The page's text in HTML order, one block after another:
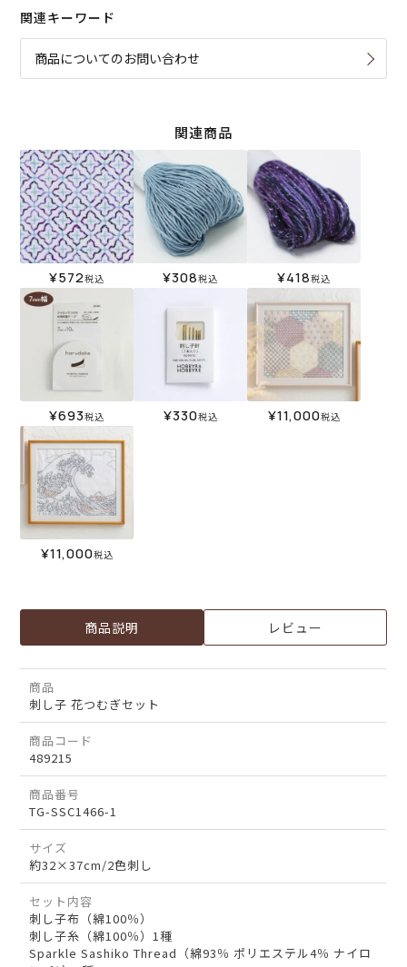
関連キーワード
商品についてのお問い合わせ
関連商品
¥572税込 ¥308税込 ¥418税込
¥693税込 ¥330税込 ¥11,000税込
¥11,000税込
商品説明 レビュー
商品
刺し子 花つむぎセット
商品コード
489215
商品番号
TG-SSC1466-1
サイズ
約32×37cm/2色刺し
セット内容
刺し子布（綿100％）
刺し子糸（綿100％）1種
Sparkle Sashiko Thread（綿93％ ポリエステル4％ ナイロ